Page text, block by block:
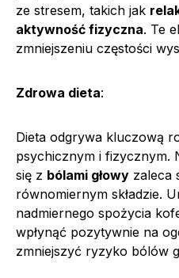
ze stresem, takich jak
aktywność fizyczna. Te
zmniejszeniu częstości
Zdrowa dieta:
Dieta odgrywa kluczową
psychicznym i fizycznym.
się z bólami głowy zaleca
równomiernym składzie.
nadmiernego spożycia
wpłynąć pozytywnie na
zmniejszyć ryzyko bólów